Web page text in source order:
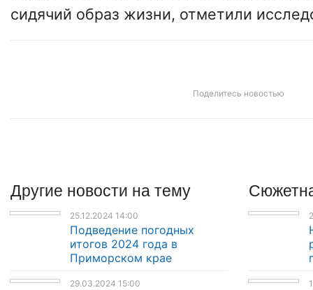
сидячий образ жизни, отметили
Поделитесь новостью
Другие новости на тему
25.12.2024 14:00
Подведение погодных
итогов 2024 года в
Приморском крае
29.03.2024 15:00